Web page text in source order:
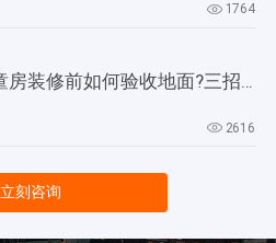
1764
2616
立刻咨询